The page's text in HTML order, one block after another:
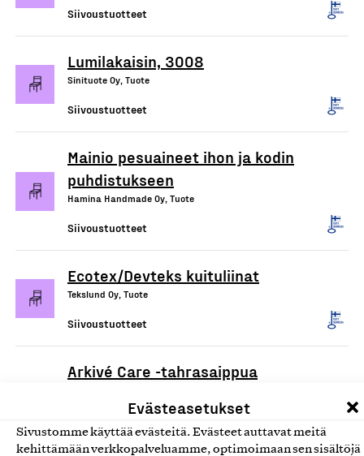
Evästeasetukset
Sivustomme käyttää evästeitä. Evästeet auttavat meitä
kehittämään verkkopalveluamme, optimoimaan sen sisältöjä
Siivoustuotteet
Lumilakaisin, 3008
Sinituote Oy, Tuote
Siivoustuotteet
Mainio pesuaineet ihon ja kodin
puhdistukseen
Hamina Handmade Oy, Tuote
Siivoustuotteet
Ecotex/Devteks kuituliinat
Tekslund Oy, Tuote
Siivoustuotteet
Arkivé Care -tahrasaippua
Arkivé Academy Oy, Tuote
Siivoustuotteet